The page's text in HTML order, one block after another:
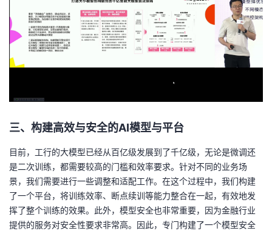
三、 构建高效与安全的AI模型与平台
目前，工行的大模型已经从百亿级发展到了千亿级，无论是微调还
是二次训练，都需要较高的门槛和效率要求。针对不同的业务场
景，我们需要进行一些调整和适配工作。在这个过程中，我们构建
了一个平台，将训练效率、断点续训等能力整合在一起，有效地发
挥了整个训练的效果。此外，模型安全也非常重要，因为金融行业
提供的服务对安全性要求非常高。因此，专门构建了一个模型安全